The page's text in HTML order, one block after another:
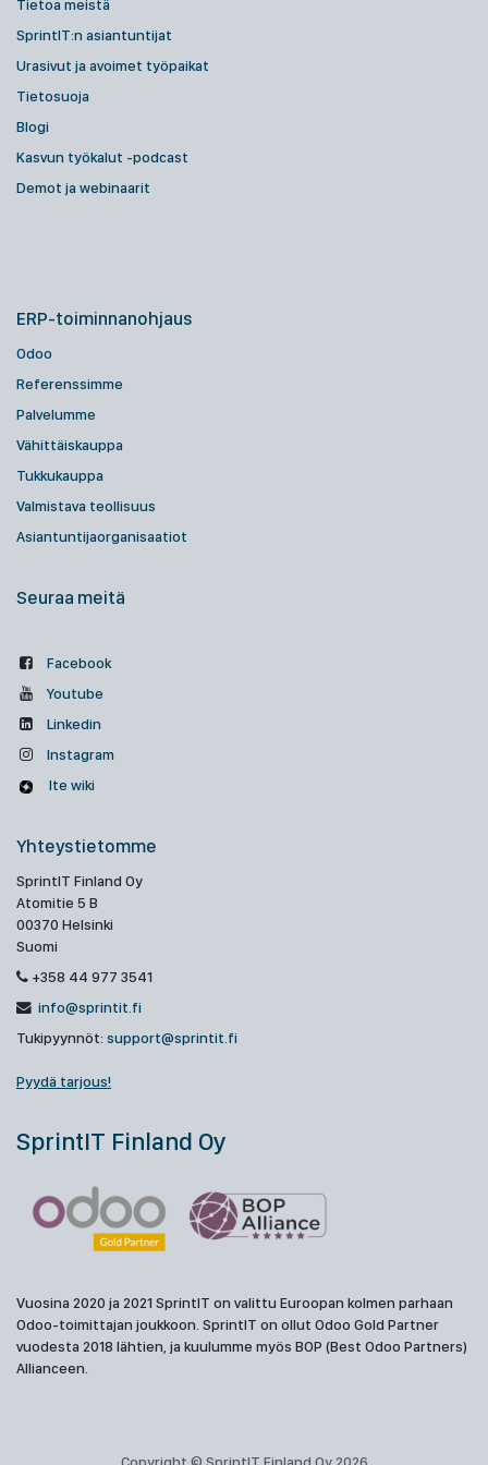
Tietoa meistä
SprintIT:n asiantuntijat
Urasivut ja avoimet työpaikat
Tietosuoja
Blogi
Kasvun työkalut -podcast
Demot ja webinaarit
ERP-toiminnanohjaus
Odoo
Referenssimme
Palvelumme
Vähittäiskauppa
Tukkukauppa
Valmistava teollisuus
Asiantuntijaorganisaatiot
Seuraa meitä
Facebook
Youtube
Linkedin
Instagram
Ite wiki
Yhteystietomme
SprintIT Finland Oy
Atomitie 5 B
00370 Helsinki
Suomi
+358 44 977 3541
info@sprintit.fi
Tukipyynnöt: support@sprintit.fi
Pyydä tarjous!
SprintIT Finland Oy
Vuosina 2020 ja 2021 SprintIT on valittu Euroopan kolmen parhaan
Odoo-toimittajan joukkoon. SprintIT on ollut Odoo Gold Partner
vuodesta 2018 lähtien, ja kuulumme myös BOP (Best Odoo Partners)
Allianceen.
Copyright © SprintIT Finland Oy 2026